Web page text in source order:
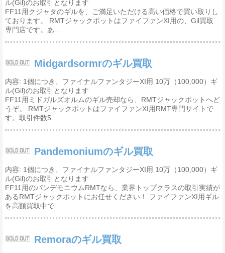
ル(Gil)のお取引となります
FF11用クジャタのギルを、ご満足いただける高い価格で買い取りし
ております。 RMTジャックポットはファイファンXI用の、Gil買取
専門店です。あ...
Midgardsormrのギル買取
内容: 1個につき、ファイナルファンタジーXI用 10万（100,000）ギ
ル(Gil)のお取引となります
FF11用ミドガルズオルムのギル売却なら、RMTジャックポットへど
うぞ。 RMTジャックポットはファイファンXI用RMT専門サイトで
す。取引件数5...
Pandemoniumのギル買取
内容: 1個につき、ファイナルファンタジーXI用 10万（100,000）ギ
ル(Gil)のお取引となります
FF11用のパンデモニウムRMTなら、業界トップクラスの取引実績が
あるRMTジャックポットにお任せください！ ファイファンXI用ギル
を高額買取中で...
Remoraのギル買取